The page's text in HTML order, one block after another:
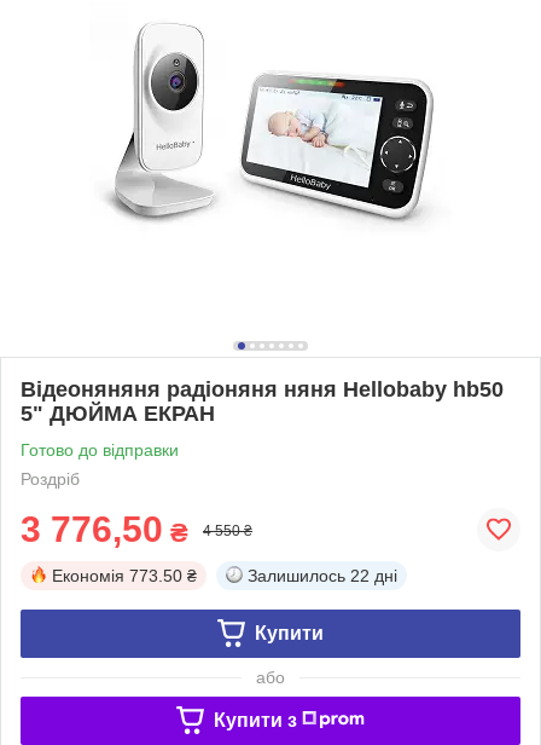
Відеоняняня радіоняня няня Hellobaby hb50
5" ДЮЙМА ЕКРАН
Готово до відправки
Роздріб
3 776,50 ₴ 4 550 ₴
Економія 773.50 ₴ Залишилось 22 дні
Купити
або
Купити з